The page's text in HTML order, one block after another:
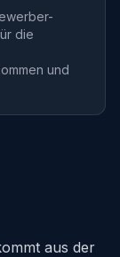
die
und
aus der